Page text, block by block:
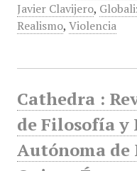
Javier Clavijero,
Realismo, Violencia
Cathedra :
de Filosofía y
Autónoma de